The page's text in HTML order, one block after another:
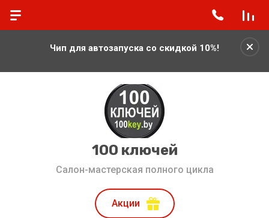
Чип для автозапуска со скидкой 10%!
100 ключей
Салон-мастерская полного цикла
Акции